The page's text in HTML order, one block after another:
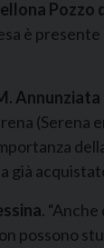
Pozzo
è presente
(Serena
già
.
possono